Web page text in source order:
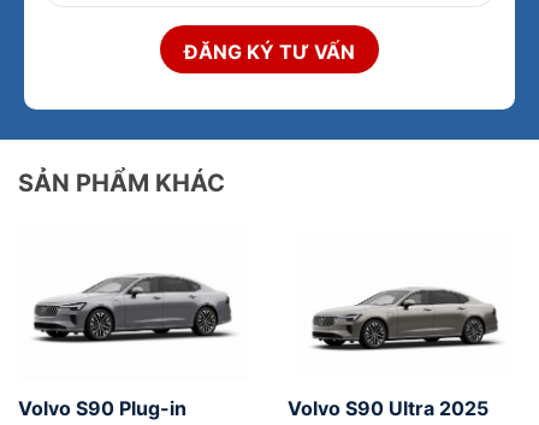
SẢN PHẨM KHÁC
Volvo S90 Plug-in
Volvo S90 Ultra 2025